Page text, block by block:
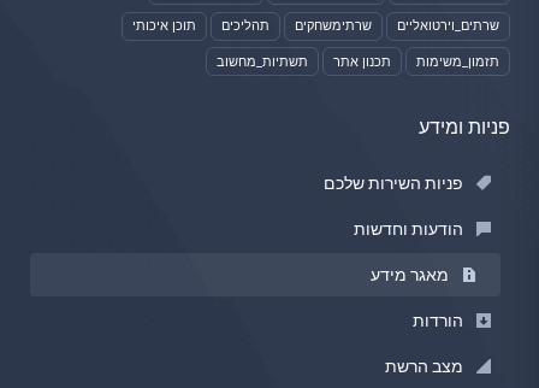
שרתים_וירטואליים שרתימשחקים תהליכים תוכן איכותי
תזמון_משימות תכנון אתר תשתיות_מחשוב
פניות ומידע
פניות השירות שלכם
הודעות וחדשות
מאגר מידע
הורדות
מצב הרשת